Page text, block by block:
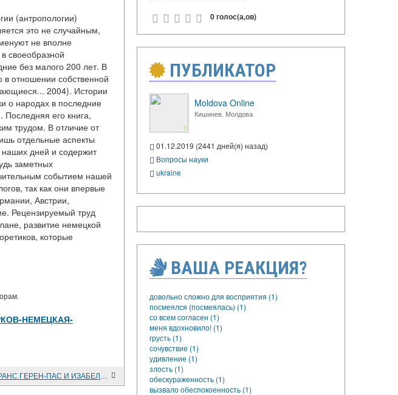
(антропологии)
это не случайным,
не вполне
своеобразной
без малого 200 лет. В
в отношении собственной
2004). Истории
о народах в последние
его книга,
трудом. В отличие от
отдельные аспекты
наших дней и содержит
заметных
событием нашей
так как они впервые
Австрии,
Рецензируемый труд
развитие немецкой
которые
НЕМЕЦКАЯ-
ИНТЕРВЬЮ С ФРАНС ГЕРЕН-ПАС И ИЗАБЕЛЬ ВИЛЬ
0 голос(а,ов)
ПУБЛИКАТОР
Moldova Online
Кишинев, Молдова
01.12.2019 (2441 дней(я) назад)
Вопросы науки
ukraine
ВАША РЕАКЦИЯ?
довольно сложно для восприятия (1)
посмеялся (посмеялась) (1)
со всем согласен (1)
меня вдохновило! (1)
грусть (1)
сочувствие (1)
удивление (1)
злость (1)
обескураженность (1)
вызвало обеспокоенность (1)